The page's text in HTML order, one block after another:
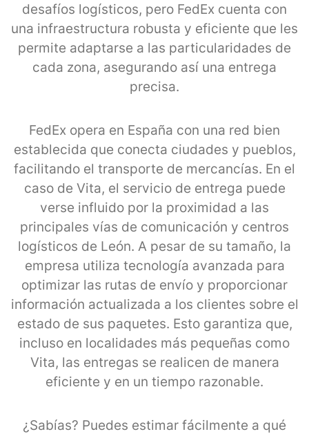
desafíos logísticos, pero FedEx cuenta con
una infraestructura robusta y eficiente que les
permite adaptarse a las particularidades de
cada zona, asegurando así una entrega
precisa.
FedEx opera en España con una red bien
establecida que conecta ciudades y pueblos,
facilitando el transporte de mercancías. En el
caso de Vita, el servicio de entrega puede
verse influido por la proximidad a las
principales vías de comunicación y centros
logísticos de León. A pesar de su tamaño, la
empresa utiliza tecnología avanzada para
optimizar las rutas de envío y proporcionar
información actualizada a los clientes sobre el
estado de sus paquetes. Esto garantiza que,
incluso en localidades más pequeñas como
Vita, las entregas se realicen de manera
eficiente y en un tiempo razonable.
¿Sabías? Puedes estimar fácilmente a qué